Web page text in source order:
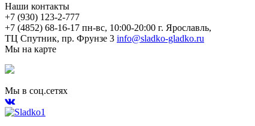
Наши контакты
+7 (930) 123-2-777
+7 (4852) 68-16-17 пн-вс, 10:00-20:00 г. Ярославль,
ТЦ Спутник, пр. Фрунзе 3 info@sladko-gladko.ru
Мы на карте
Мы в соц.сетях